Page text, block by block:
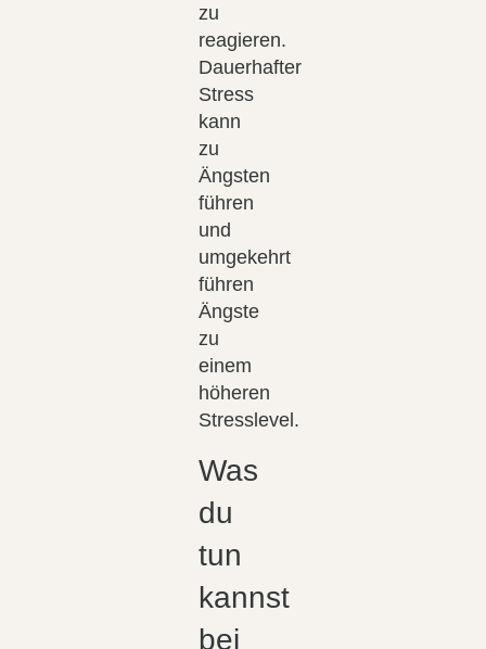
zu
reagieren.
Dauerhafter
Stress
kann
zu
Ängsten
führen
und
umgekehrt
führen
Ängste
zu
einem
höheren
Stresslevel.
Was
du
tun
kannst
bei